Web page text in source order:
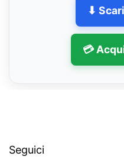
⬇
💳
Seguici